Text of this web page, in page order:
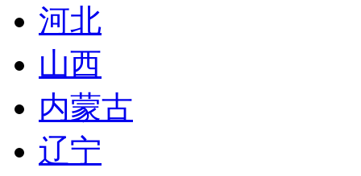
河北
山西
内蒙古
辽宁